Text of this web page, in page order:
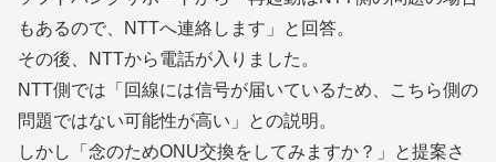
もあるので、NTTへ連絡します」と回答。
その後、NTTから電話が入りました。
NTT側では「回線には信号が届いているため、こちら側の
問題ではない可能性が高い」との説明。
しかし「念のためONU交換をしてみますか？」と提案さ